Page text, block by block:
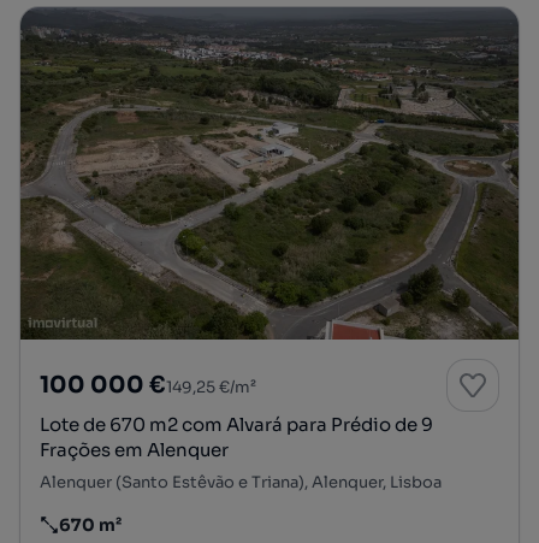
100 000 €149,25 €/m²
Lote de 670 m2 com Alvará para Prédio de 9
Frações em Alenquer
Alenquer (Santo Estêvão e Triana), Alenquer, Lisboa
Preço por metro quadrado
670 m²